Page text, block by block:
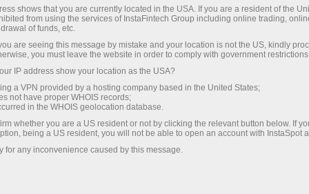
ПРЕГЛЕДИ
Анализи в телеграма
Имейл абониране
Анализи от днес
shows that you are currently located in the USA. If you are a resident of the
from using the services of InstaFintech Group including online trading,
of funds, etc.
are seeing this message by mistake and your location is not the US, kindly
you must leave the website in order to comply with government
IP address show your location as the USA?
a VPN provided by a hosting company based in the United States;
not have proper WHOIS records;
in the WHOIS geolocation database.
whether you are a US resident or not by clicking the relevant button below. If
being a US resident, you will not be able to open an account with InstaSpot
for any inconvenience caused by this message.